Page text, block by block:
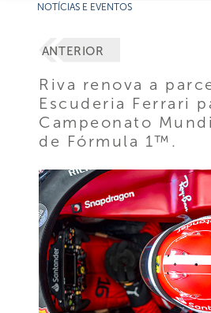
NOTÍCIAS E EVENTOS
ANTERIOR
Riva renova a
Escuderia Ferrari
Campeonato
de Fórmula 1™.